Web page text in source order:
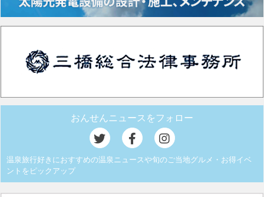
おんせんニュースをフォロー
温泉旅行好きにおすすめの温泉ニュースや旬のご当地グルメ・お得イベ
ントをピックアップ